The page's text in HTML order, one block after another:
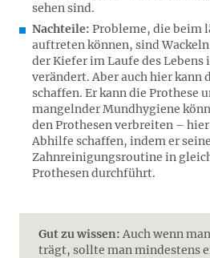
sehen sind.
Nachteile: Probleme, die beim
auftreten können, sind
der Kiefer im Laufe des
verändert. Aber auch hier kann
schaffen. Er kann die Prothese
mangelnder Mundhygiene
den Prothesen verbreiten –
Abhilfe schaffen, indem er seine
Zahnreinigungsroutine in
Prothesen durchführt.
Gut zu wissen: Auch wenn
trägt, sollte man mindestens